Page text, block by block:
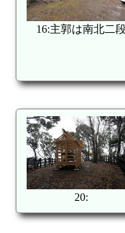
16:主郭は南北二
20: